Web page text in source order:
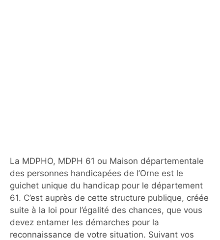
La MDPHO, MDPH 61 ou Maison départementale
des personnes handicapées de l’Orne est le
guichet unique du handicap pour le département
61. C’est auprès de cette structure publique, créée
suite à la loi pour l’égalité des chances, que vous
devez entamer les démarches pour la
reconnaissance de votre situation. Suivant vos